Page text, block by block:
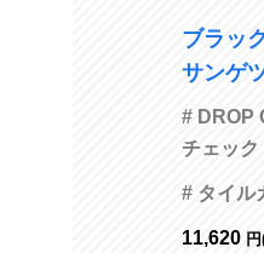
ブラッ
サンゲ
# DROP
チェック
# タイル
11,620